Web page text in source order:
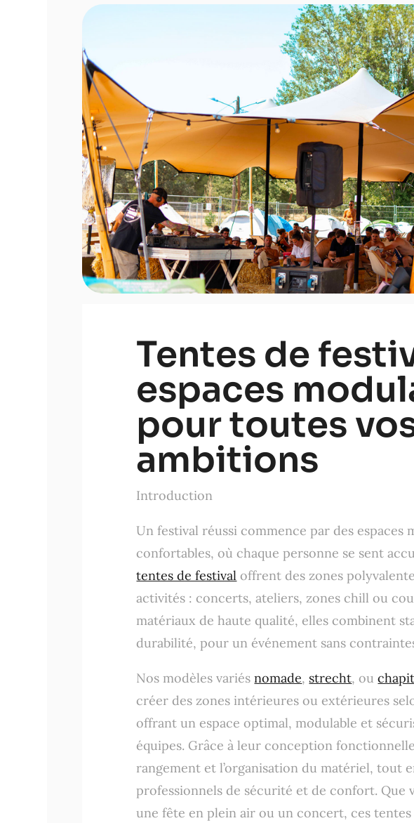
Tentes de
espaces
pour toutes
ambitions
Introduction
Un festival réussi commence par des espaces
confortables, où chaque personne se sent
tentes de festival offrent des zones
activités : concerts, ateliers, zones chill ou
matériaux de haute qualité, elles combinent
durabilité, pour un événement sans
Nos modèles variésnomade, strecht, ou
créer des zones intérieures ou extérieures
offrant un espace optimal, modulable et
équipes. Grâce à leur conception
rangement et l’organisation du matériel, tout
professionnels de sécurité et de confort. Que
une fête en plein air ou un concert, ces